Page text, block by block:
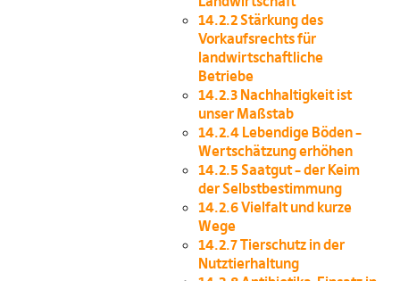
14.2.2Stärkung des
Vorkaufsrechts für
landwirtschaftliche
Betriebe
14.2.3 Nachhaltigkeit ist
unser Maßstab
14.2.4 Lebendige Böden –
Wertschätzung erhöhen
14.2.5 Saatgut – der Keim
der Selbstbestimmung
14.2.6Vielfalt und kurze
Wege
14.2.7Tierschutz in der
Nutztierhaltung